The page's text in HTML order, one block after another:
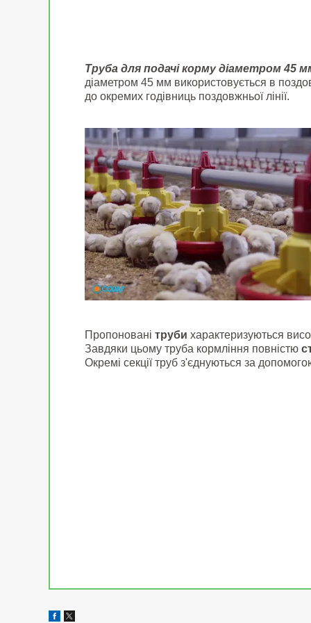
Труба для подачі корму діаметром 45
діаметром 45 мм використовується в
до окремих годівниць поздовжньої лінії.
Пропоновані труби характеризуються
Завдяки цьому труба кормління повністю
Окремі секції труб з'єднуються за